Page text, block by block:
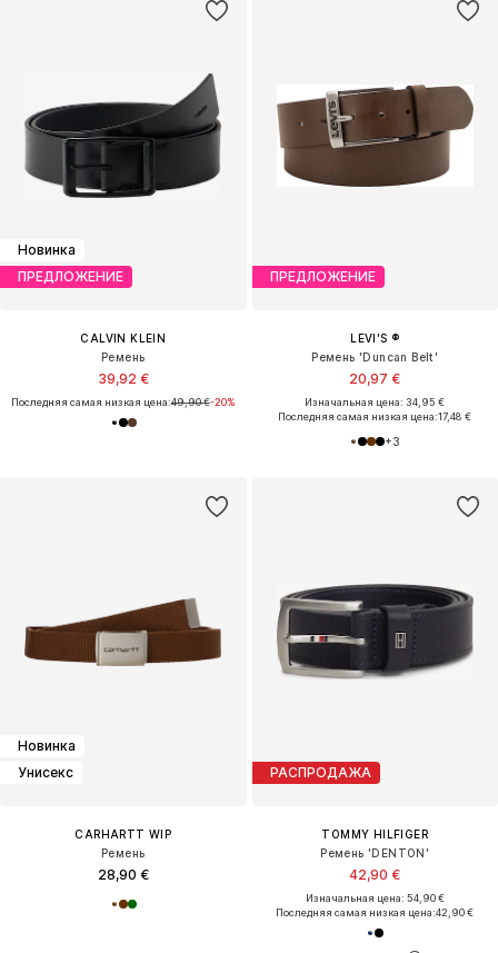
Новинка
ПРЕДЛОЖЕНИЕ
CALVIN KLEIN
Ремень
39,92 €
Последняя самая низкая цена:49,90 €-20%
ПРЕДЛОЖЕНИЕ
LEVI'S ®
Ремень 'Duncan Belt'
20,97 €
Изначальная цена: 34,95 €
Последняя самая низкая цена:17,48 €
+3
Новинка
Унисекс
CARHARTT WIP
Ремень
28,90 €
РАСПРОДАЖА
TOMMY HILFIGER
Ремень 'DENTON'
42,90 €
Изначальная цена: 54,90 €
Последняя самая низкая цена:42,90 €